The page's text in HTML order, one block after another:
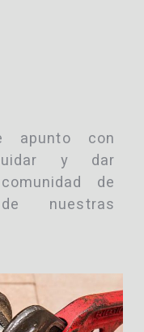
apunto con
y dar
de
nuestras